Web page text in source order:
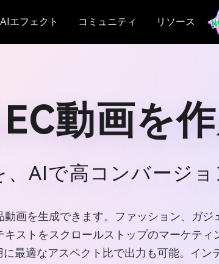
AIエフェクト コミュニティ リソース
動画を
AIで高コンバージ
画を生成できます。ファッション、ガ
ストをスクロールストップのマーケテ
最適なアスペクト比で出力も可能。イ